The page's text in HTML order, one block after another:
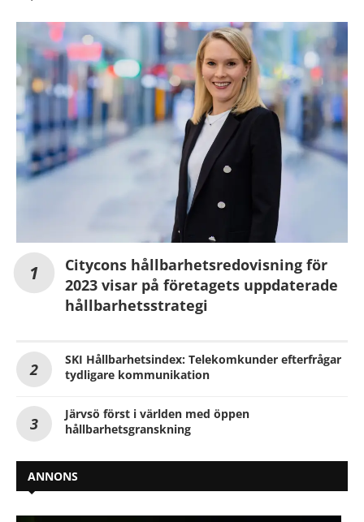
Citycons hållbarhetsredovisning för
2023 visar på företagets uppdaterade
hållbarhetsstrategi
SKI Hållbarhetsindex: Telekomkunder efterfrågar
tydligare kommunikation
Järvsö först i världen med öppen
hållbarhetsgranskning
ANNONS